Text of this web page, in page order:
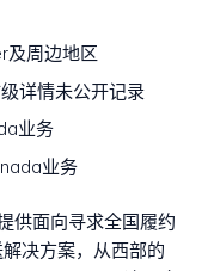
及周边地区
详情未公开记录
业务
业务
供面向寻求全国履约
决方案，从西部的